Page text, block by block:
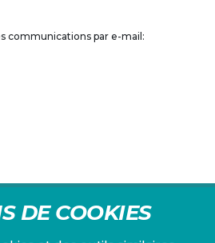
communications par e-mail:
DE COOKIES